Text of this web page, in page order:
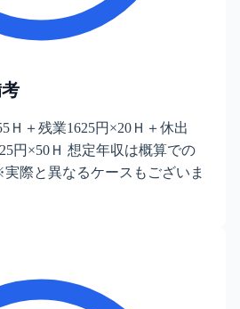
Ｈ＋残業1625円×20Ｈ＋休出
円×50Ｈ 想定年収は概算での
際と異なるケースもございま